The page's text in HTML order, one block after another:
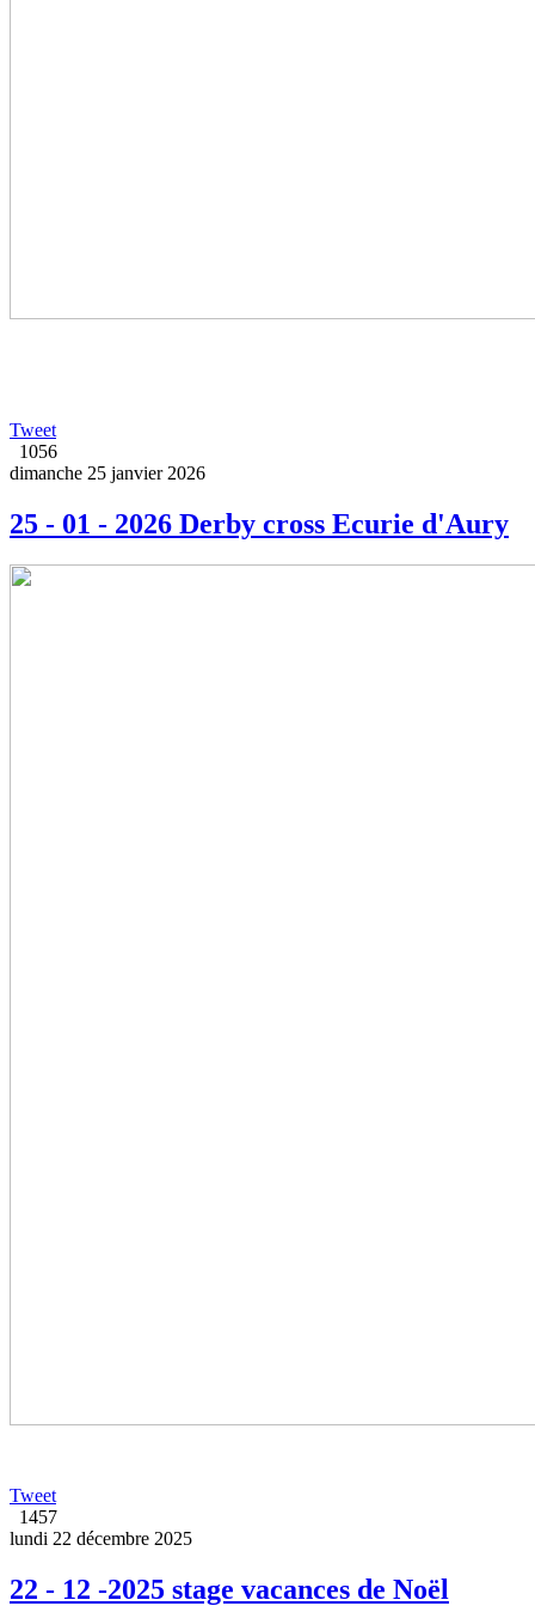
Tweet
1056
dimanche 25 janvier 2026
25 - 01 - 2026 Derby cross Ecurie d'Aury
Tweet
1457
lundi 22 décembre 2025
22 - 12 -2025 stage vacances de Noël